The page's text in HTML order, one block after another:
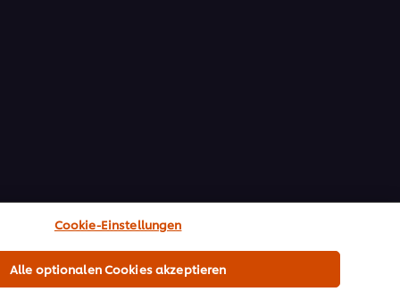
Cookie-Einstellungen
Alle optionalen Cookies akzeptieren